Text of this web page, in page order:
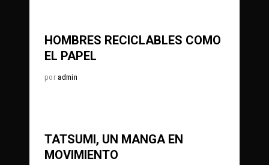
HOMBRES RECICLABLES COMO
EL PAPEL
por admin
TATSUMI, UN MANGA EN
MOVIMIENTO